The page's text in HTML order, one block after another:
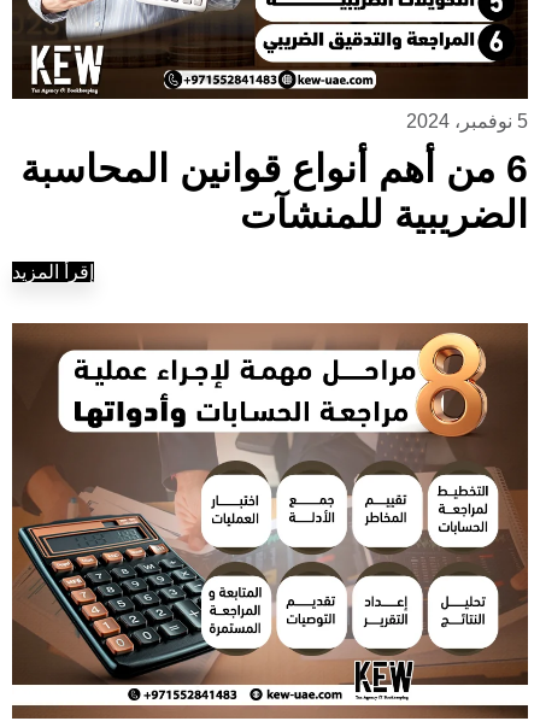
5 نوفمبر، 2024
6 من أهم أنواع قوانين المحاسبة
الضريبية للمنشآت
إقرأ المزيد